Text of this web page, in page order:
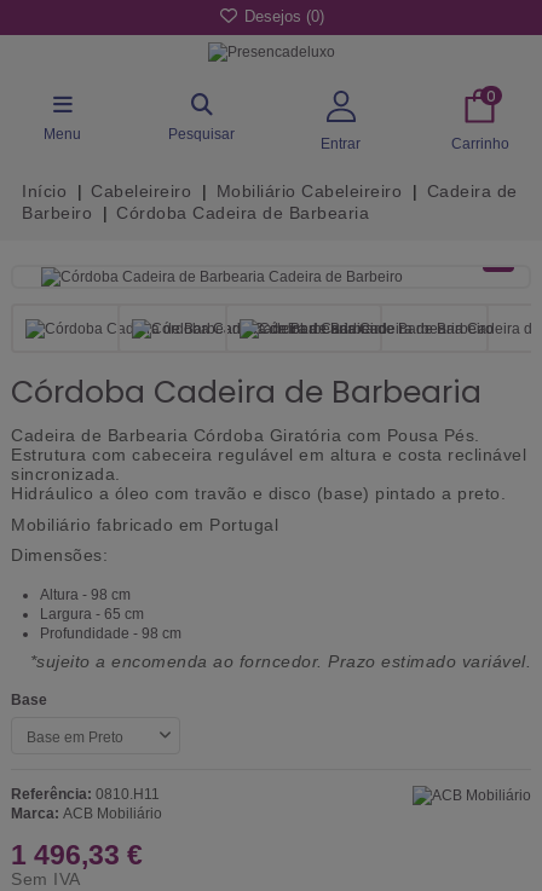
Desejos (0)
Menu Pesquisar
Entrar
0
Carrinho
Início Cabeleireiro Mobiliário Cabeleireiro
Cadeira de
Barbeiro
Córdoba Cadeira de Barbearia
Córdoba Cadeira de Barbearia
Cadeira de Barbearia Córdoba Giratória com Pousa Pés.
Estrutura com cabeceira regulável em altura e costa reclinável
sincronizada.
Hidráulico a óleo com travão e disco (base) pintado a preto.
Mobiliário fabricado em Portugal
Dimensões:
Altura - 98 cm
Largura - 65 cm
Profundidade - 98 cm
*sujeito a encomenda ao forncedor. Prazo estimado variável.
Base
Referência: 0810.H11
Marca: ACB Mobiliário
1 496,33 €
Sem IVA